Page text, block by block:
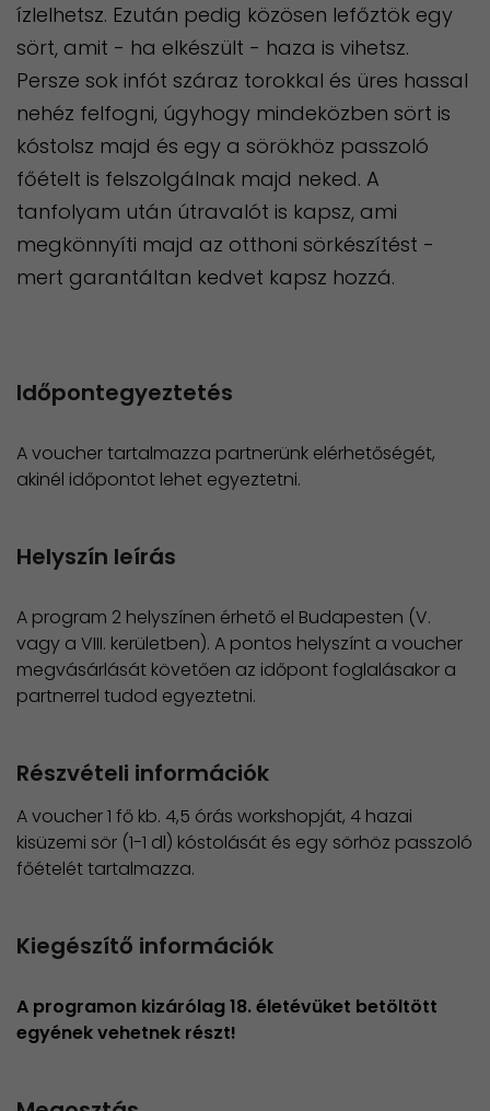
ízlelhetsz. Ezután pedig közösen lefőztök egy
sört, amit - ha elkészült - haza is vihetsz.
Persze sok infót száraz torokkal és üres hassal
nehéz felfogni, úgyhogy mindeközben sört is
kóstolsz majd és egy a sörökhöz passzoló
főételt is felszolgálnak majd neked. A
tanfolyam után útravalót is kapsz, ami
megkönnyíti majd az otthoni sörkészítést -
mert garantáltan kedvet kapsz hozzá.
Időpontegyeztetés
A voucher tartalmazza partnerünk elérhetőségét,
akinél időpontot lehet egyeztetni.
Helyszín leírás
A program 2 helyszínen érhető el Budapesten (V.
vagy a VIII. kerületben). A pontos helyszínt a voucher
megvásárlását követően az időpont foglalásakor a
partnerrel tudod egyeztetni.
Részvételi információk
A voucher 1 fő kb. 4,5 órás workshopját, 4 hazai
kisüzemi sör (1-1 dl) kóstolását és egy sörhöz passzoló
főételét tartalmazza.
Kiegészítő információk
A programon kizárólag 18. életévüket betöltött
egyének vehetnek részt!